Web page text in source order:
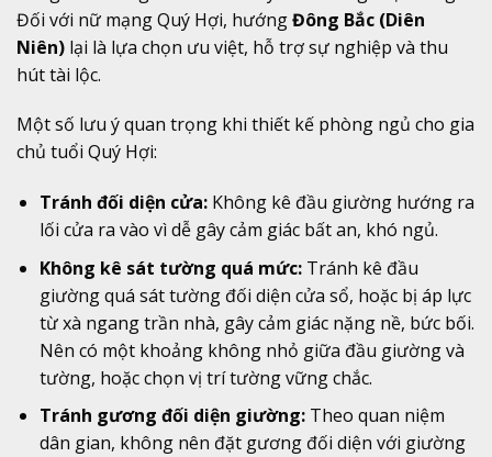
Đối với nữ mạng Quý Hợi, hướngĐông Bắc (Diên
Niên) lại là lựa chọn ưu việt, hỗ trợ sự nghiệp và thu
hút tài lộc.
Một số lưu ý quan trọng khi thiết kế phòng ngủ cho gia
chủ tuổi Quý Hợi:
Tránh đối diện cửa:Không kê đầu giường hướng ra
lối cửa ra vào vì dễ gây cảm giác bất an, khó ngủ.
Không kê sát tường quá mức:Tránh kê đầu
giường quá sát tường đối diện cửa sổ, hoặc bị áp lực
từ xà ngang trần nhà, gây cảm giác nặng nề, bức bối.
Nên có một khoảng không nhỏ giữa đầu giường và
tường, hoặc chọn vị trí tường vững chắc.
Tránh gương đối diện giường:Theo quan niệm
dân gian, không nên đặt gương đối diện với giường